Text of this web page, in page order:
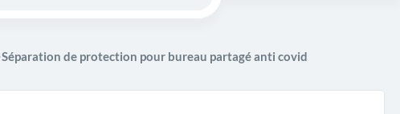
Séparation de protection pour bureau partagé anti covid